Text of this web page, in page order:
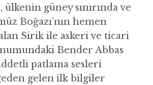
güney sınırında ve
Boğazı’nın hemen
Sirik ile askeri ve ticari
Bender Abbas
patlama sesleri
gelen ilk bilgiler